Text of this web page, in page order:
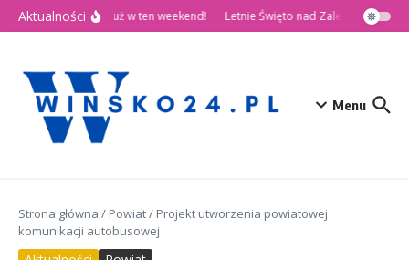
Przejdź do treści
Aktualności
🎉 Dni Wińska 2026 już w ten weekend! Letnie Święto nad Zalewem Słup
Menu
Strona główna / Powiat/ Projekt utworzenia powiatowej
komunikacji autobusowej